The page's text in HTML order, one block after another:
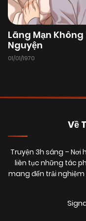
Chapter 70(VIP) 26/
Chapter 69
26/
Chapter 66(VIP) 26/
Lãng Mạn Không
Nguyện
01/01/1970
Về
Truyện 3h sáng – Nơi
liên tục những tác
mang đến trải